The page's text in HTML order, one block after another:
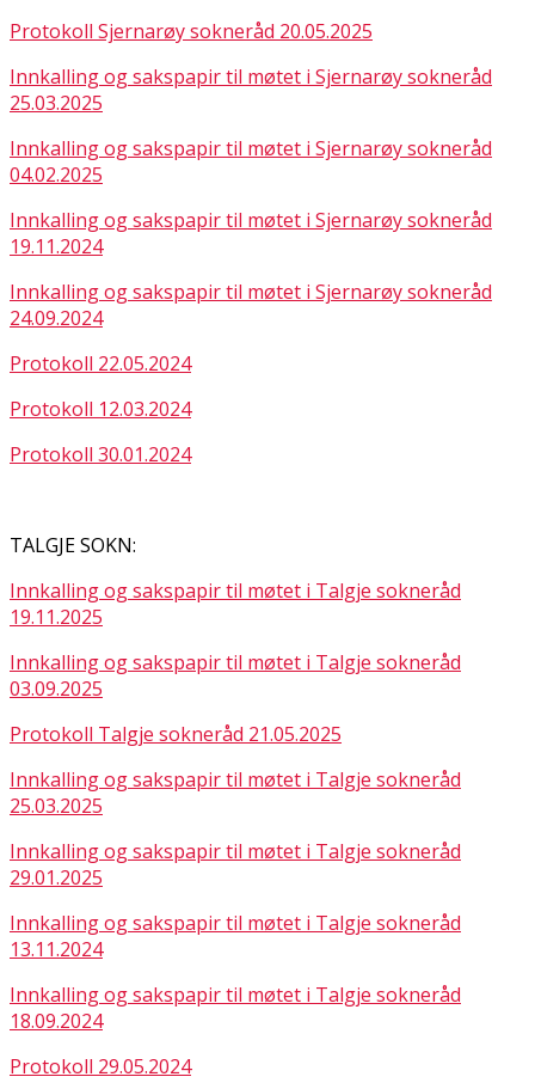
Protokoll Sjernarøy sokneråd 20.05.2025
Innkalling og sakspapir til møtet i Sjernarøy sokneråd
25.03.2025
Innkalling og sakspapir til møtet i Sjernarøy sokneråd
04.02.2025
Innkalling og sakspapir til møtet i Sjernarøy sokneråd
19.11.2024
Innkalling og sakspapir til møtet i Sjernarøy sokneråd
24.09.2024
Protokoll 22.05.2024
Protokoll 12.03.2024
Protokoll 30.01.2024
TALGJE SOKN:
Innkalling og sakspapir til møtet i Talgje sokneråd
19.11.2025
Innkalling og sakspapir til møtet i Talgje sokneråd
03.09.2025
Protokoll Talgje sokneråd 21.05.2025
Innkalling og sakspapir til møtet i Talgje sokneråd
25.03.2025
Innkalling og sakspapir til møtet i Talgje sokneråd
29.01.2025
Innkalling og sakspapir til møtet i Talgje sokneråd
13.11.2024
Innkalling og sakspapir til møtet i Talgje sokneråd
18.09.2024
Protokoll 29.05.2024